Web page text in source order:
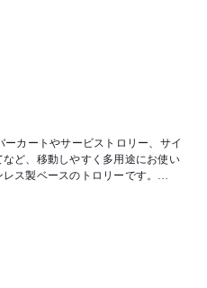
ーカートやサービストロリー、サイ
など、移動しやすく多用途にお使い
ス製ベースのトロリーです。
が自身のティータイムのためにデ
、時を超えてモダンで実用的なア